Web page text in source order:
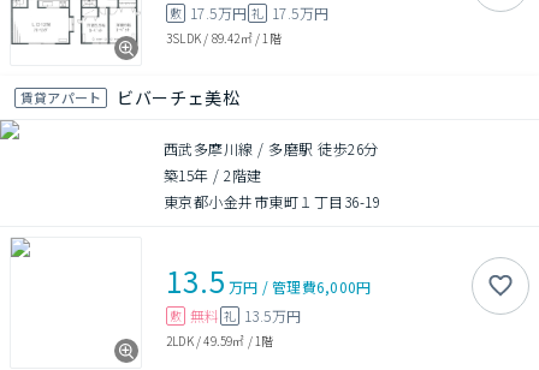
敷 17.5万円 礼 17.5万円
3SLDK / 89.42㎡/ 1階
賃貸アパート ビバーチェ美松
西武多摩川線 / 多磨駅 徒歩26分
築15年 /2階建
東京都小金井市東町１丁目36-19
13.5 万円 /管理費6,000円
敷 無料 礼 13.5万円
2LDK/49.59㎡ / 1階